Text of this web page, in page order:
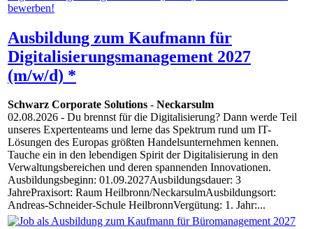
Ausbildung zum Kaufmann für
Digitalisierungsmanagement 2027
(m/w/d) *
Schwarz Corporate Solutions - Neckarsulm
02.08.2026 - Du brennst für die Digitalisierung? Dann werde Teil
unseres Expertenteams und lerne das Spektrum rund um IT-
Lösungen des Europas größten Handelsunternehmen kennen.
Tauche ein in den lebendigen Spirit der Digitalisierung in den
Verwaltungsbereichen und deren spannenden Innovationen.
Ausbildungsbeginn: 01.09.2027Ausbildungsdauer: 3
JahrePraxisort: Raum Heilbronn/NeckarsulmAusbildungsort:
Andreas-Schneider-Schule HeilbronnVergütung: 1. Jahr:...